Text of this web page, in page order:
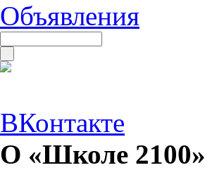
Объявления
ВКонтакте
О «Школе 2100»